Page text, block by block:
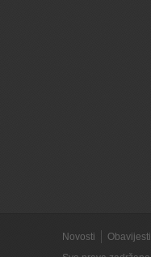
Novosti Obavijesti